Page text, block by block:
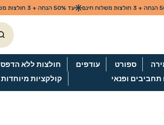
ספורט עודפים חולצות ללא הדפס
תחביבים ופנאי קולקציות מיוחדות